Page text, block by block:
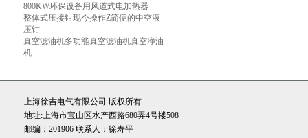
800KW环保设备用风道式电加热器
整体式压接钳现今操作Z简便的中空液
压钳
真空滤油机多功能真空滤油机真空净油
机
上海徐吉电气有限公司 版权所有
地址:上海市宝山区水产西路680弄4号楼508
邮编：201906 联系人：徐寿平